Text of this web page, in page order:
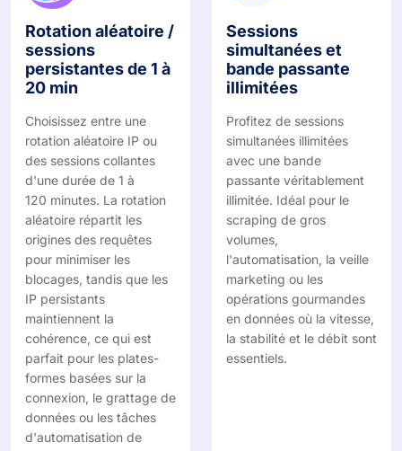
Rotation aléatoire /
sessions
persistantes de 1 à
20 min
Choisissez entre une
rotation aléatoire IP ou
des sessions collantes
d'une durée de 1 à
120 minutes. La rotation
aléatoire répartit les
origines des requêtes
pour minimiser les
blocages, tandis que les
IP persistants
maintiennent la
cohérence, ce qui est
parfait pour les plates-
formes basées sur la
connexion, le grattage de
données ou les tâches
d'automatisation de
Sessions
simultanées et
bande passante
illimitées
Profitez de sessions
simultanées illimitées
avec une bande
passante véritablement
illimitée. Idéal pour le
scraping de gros
volumes,
l'automatisation, la veille
marketing ou les
opérations gourmandes
en données où la vitesse,
la stabilité et le débit sont
essentiels.